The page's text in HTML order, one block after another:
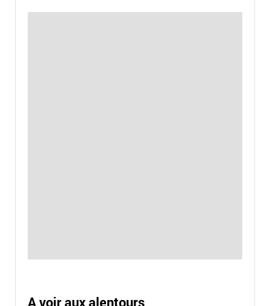
A voir aux alentours